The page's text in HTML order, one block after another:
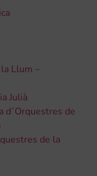
Llum –
Julià
d´Orquestres de
de la